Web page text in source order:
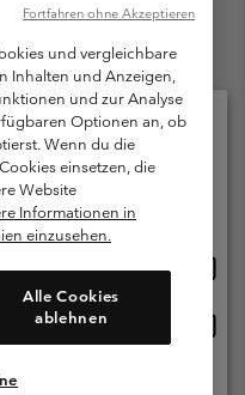
Moosfeldstraße 1, 5101
vorbehalten.
Garantie
Programms
Inhalte
18:00 Uhr
und vergleichbare
Inhalten und Anzeigen,
und zur Analyse
Optionen an, ob
Wenn du die
einsetzen, die
Website
Informationen in
einzusehen.
Alle Cookies
ablehnen
Fortfahren ohne Akzeptieren
und Ihre Sprache
verfügbar